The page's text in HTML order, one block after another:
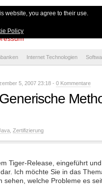
Internet Technologien
5, 2007 23:18 - 0 Kommentare
Zertifizierung
Tiger-Release, eingeführt
Ich möchte Sie in das
sehen, welche Probleme es
website, you agree to their use.
Policy